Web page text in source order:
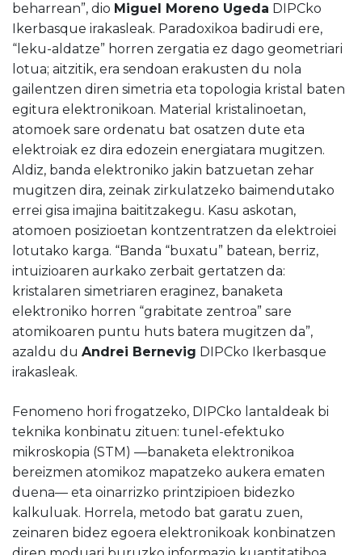
beharrean”, dio Miguel Moreno Ugeda DIPCko
Ikerbasque irakasleak. Paradoxikoa badirudi ere,
“leku-aldatze” horren zergatia ez dago geometriari
lotua; aitzitik, era sendoan erakusten du nola
gailentzen diren simetria eta topologia kristal baten
egitura elektronikoan. Material kristalinoetan,
atomoek sare ordenatu bat osatzen dute eta
elektroiak ez dira edozein energiatara mugitzen.
Aldiz, banda elektroniko jakin batzuetan zehar
mugitzen dira, zeinak zirkulatzeko baimendutako
errei gisa imajina baititzakegu. Kasu askotan,
atomoen posizioetan kontzentratzen da elektroiei
lotutako karga. “Banda “buxatu” batean, berriz,
intuizioaren aurkako zerbait gertatzen da:
kristalaren simetriaren eraginez, banaketa
elektroniko horren “grabitate zentroa” sare
atomikoaren puntu huts batera mugitzen da”,
azaldu du Andrei Bernevig DIPCko Ikerbasque
irakasleak.
Fenomeno hori frogatzeko, DIPCko lantaldeak bi
teknika konbinatu zituen: tunel-efektuko
mikroskopia (STM) —banaketa elektronikoa
bereizmen atomikoz mapatzeko aukera ematen
duena— eta oinarrizko printzipioen bidezko
kalkuluak. Horrela, metodo bat garatu zuen,
zeinaren bidez egoera elektronikoak konbinatzen